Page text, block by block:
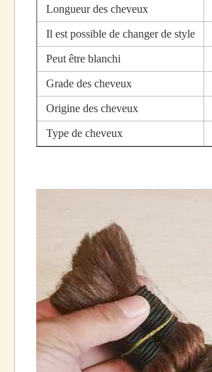
Longueur des cheveux
Il est possible de changer de style
Peut être blanchi
Grade des cheveux
Origine des cheveux
Type de cheveux